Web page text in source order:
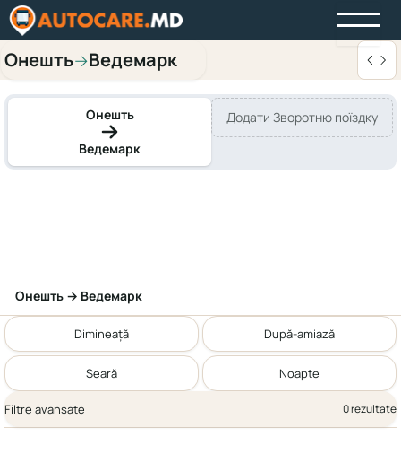
Онешть→Ведемарк
Онешть
Ведемарк
Додати Зворотню поїздку
Онешть → Ведемарк
Dimineață După-amiază
Seară Noapte
Filtre avansate 0 rezultate